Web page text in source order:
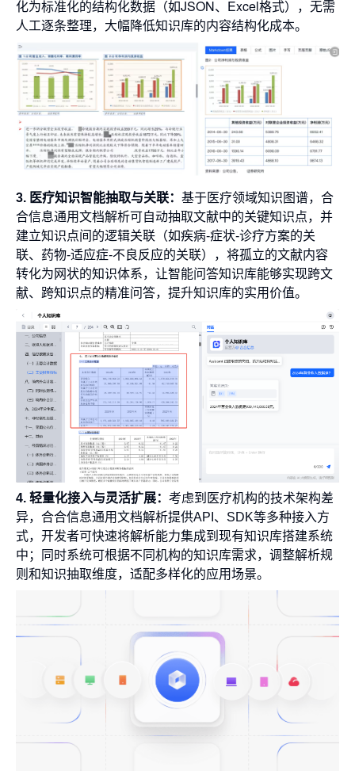
化为标准化的结构化数据（如JSON、Excel格式），无需
人工逐条整理，大幅降低知识库的内容结构化成本。
3. 医疗知识智能抽取与关联： 基于医疗领域知识图谱，合
合信息通用文档解析可自动抽取文献中的关键知识点，并
建立知识点间的逻辑关联（如疾病-症状-诊疗方案的关
联、药物-适应症-不良反应的关联），将孤立的文献内容
转化为网状的知识体系，让智能问答知识库能够实现跨文
献、跨知识点的精准问答，提升知识库的实用价值。
4. 轻量化接入与灵活扩展： 考虑到医疗机构的技术架构差
异，合合信息通用文档解析提供API、SDK等多种接入方
式，开发者可快速将解析能力集成到现有知识库搭建系统
中；同时系统可根据不同机构的知识库需求，调整解析规
则和知识抽取维度，适配多样化的应用场景。